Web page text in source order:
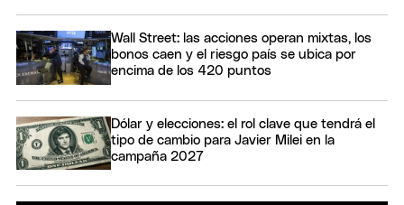
Wall Street: las acciones operan mixtas, los
bonos caen y el riesgo país se ubica por
encima de los 420 puntos
Dólar y elecciones: el rol clave que tendrá el
tipo de cambio para Javier Milei en la
campaña 2027